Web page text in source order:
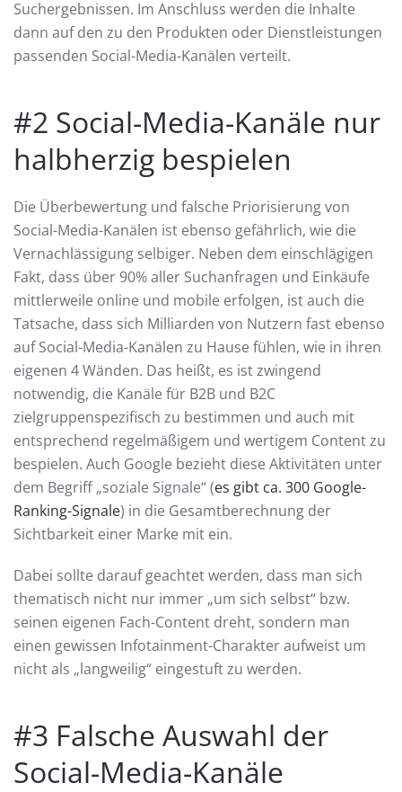
Suchergebnissen. Im Anschluss werden die Inhalte
dann auf den zu den Produkten oder Dienstleistungen
passenden Social-Media-Kanälen verteilt.
#2 Social-Media-Kanäle nur
halbherzig bespielen
Die Überbewertung und falsche Priorisierung von
Social-Media-Kanälen ist ebenso gefährlich, wie die
Vernachlässigung selbiger. Neben dem einschlägigen
Fakt, dass über 90% aller Suchanfragen und Einkäufe
mittlerweile online und mobile erfolgen, ist auch die
Tatsache, dass sich Milliarden von Nutzern fast ebenso
auf Social-Media-Kanälen zu Hause fühlen, wie in ihren
eigenen 4 Wänden. Das heißt, es ist zwingend
notwendig, die Kanäle für B2B und B2C
zielgruppenspezifisch zu bestimmen und auch mit
entsprechend regelmäßigem und wertigem Content zu
bespielen. Auch Google bezieht diese Aktivitäten unter
dem Begriff „soziale Signale“ (es gibt ca. 300 Google-
Ranking-Signale) in die Gesamtberechnung der
Sichtbarkeit einer Marke mit ein.
Dabei sollte darauf geachtet werden, dass man sich
thematisch nicht nur immer „um sich selbst“ bzw.
seinen eigenen Fach-Content dreht, sondern man
einen gewissen Infotainment-Charakter aufweist um
nicht als „langweilig“ eingestuft zu werden.
#3 Falsche Auswahl der
Social-Media-Kanäle